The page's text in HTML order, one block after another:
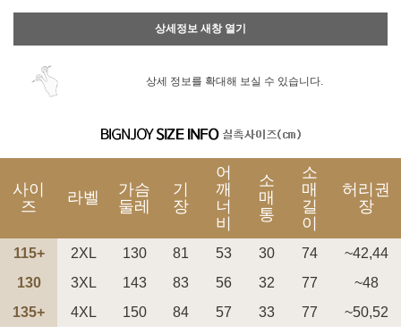
상세정보 새창 열기
상세 정보를 확대해 보실 수 있습니다.
사이
즈
라벨
가슴
둘레
기
장
어
깨
너
비
소
매
통
소
매
길
이
허리권
장
115+ 2XL 130 81 53 30 74
~42,44
130
3XL 143 83 56 32 77
~48
135+
4XL 150 84 57 33 77 ~50,52